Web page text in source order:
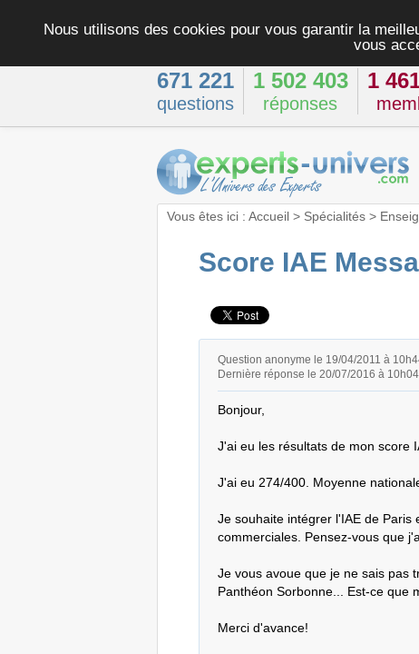
Nous utilisons des cookies pour vous garantir la
vous
671 221
questions
1 502 403
réponses
1
Vous êtes ici : Accueil> Spécialités>
Score IAE
Question anonyme le 19/04/2011 à
Dernière réponse le 20/07/2016 à 10h04
Bonjour,
J'ai eu les résultats de mon score
J'ai eu 274/400. Moyenne
Je souhaite intégrer l'IAE de
commerciales. Pensez-vous que
Je vous avoue que je ne sais pas
Panthéon Sorbonne... Est-ce que
Merci d'avance!